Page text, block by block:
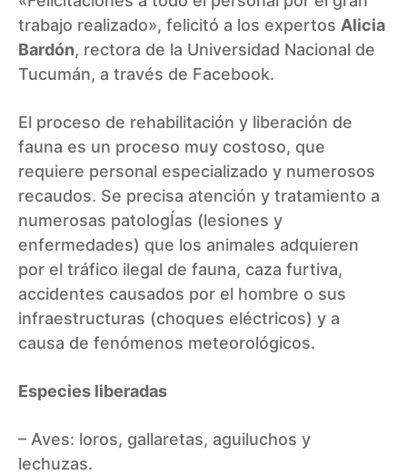
trabajo realizado», felicitó a los expertos Alicia
Bardón, rectora de la Universidad Nacional de
Tucumán, a través de Facebook.
El proceso de rehabilitación y liberación de
fauna es un proceso muy costoso, que
requiere personal especializado y numerosos
recaudos. Se precisa atención y tratamiento a
numerosas patologÍas (lesiones y
enfermedades) que los animales adquieren
por el tráfico ilegal de fauna, caza furtiva,
accidentes causados por el hombre o sus
infraestructuras (choques eléctricos) y a
causa de fenómenos meteorológicos.
Especies liberadas
– Aves: loros, gallaretas, aguiluchos y
lechuzas.